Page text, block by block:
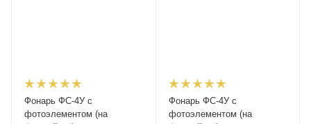
Фонарь ФС-4У с
фотоэлементом (на
Фонарь ФС-4У с
фотоэлементом (на